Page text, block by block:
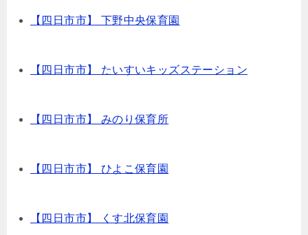
【四日市市】 下野中央保育園
【四日市市】 たいすいキッズステーション
【四日市市】 みのり保育所
【四日市市】 ひよこ保育園
【四日市市】 くす北保育園